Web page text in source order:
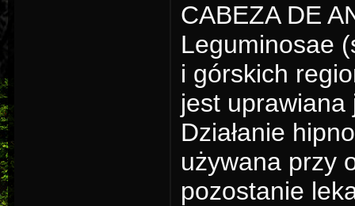
CABEZA DE
Leguminosae
i górskich
jest
Działanie
używana przy
pozostanie